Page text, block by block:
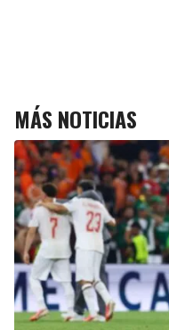
MÁS NOTICIAS